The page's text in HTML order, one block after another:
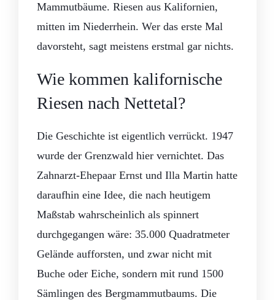
Ferienwohnungen Rezensionen Ausflugziele Good News
Häufige Fragen – FAQ Über uns Kontakt
Jetzt buchen
Mammutbäume. Riesen aus Kalifornien,
mitten im Niederrhein. Wer das erste Mal
davorsteht, sagt meistens erstmal gar nichts.
Wie kommen kalifornische
Riesen nach Nettetal?
Die Geschichte ist eigentlich verrückt. 1947
wurde der Grenzwald hier vernichtet. Das
Zahnarzt-Ehepaar Ernst und Illa Martin hatte
daraufhin eine Idee, die nach heutigem
Maßstab wahrscheinlich als spinnert
durchgegangen wäre: 35.000 Quadratmeter
Gelände aufforsten, und zwar nicht mit
Buche oder Eiche, sondern mit rund 1500
Sämlingen des Bergmammutbaums. Die